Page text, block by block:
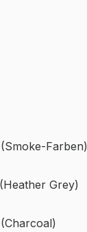
Farben)
Grey)